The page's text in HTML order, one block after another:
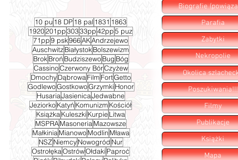
10 pu 18 DP 18 pal 1831 1863
1920201pp30333pp42pp5 puz
71pp9 psk966AKAndrzejewo
AuschwitzBiałystokBolszewizm
BrokBroń BudziszewoBug Bóg
CassinoCzerwony BórCzyżew
DmochyDąbrowaFilm FortGetto
GodlewoGostkowoGrzymki Honor
HusariaJasienicaJedwabne
JeziorkoKatyń Komunizm Kościół
KsiążkaKuleszki Kurpie Litwa
MSPRAMasoneriaMazowsze
MałkiniaMianowoModlin Mława
NSZ NiemcyNowogród Nur
OstrołękaOstrówOłdaki Paproć
Biografie
Parafia
Zabytki
Nekropolie
Okolica
Poszukiwania!!!
Filmy
Publikacje
Książki
Mapa